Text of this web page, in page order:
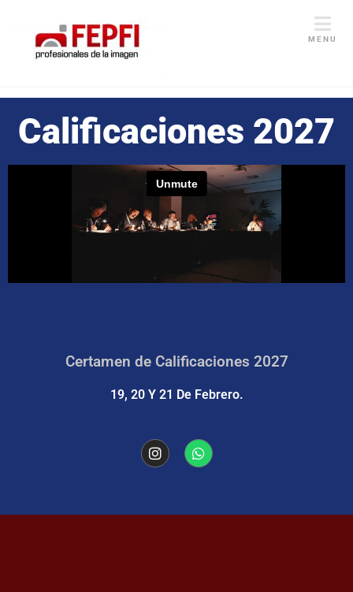
MENU
Calificaciones 2027
Certamen de Calificaciones 2027
19, 20 Y 21 De Febrero.